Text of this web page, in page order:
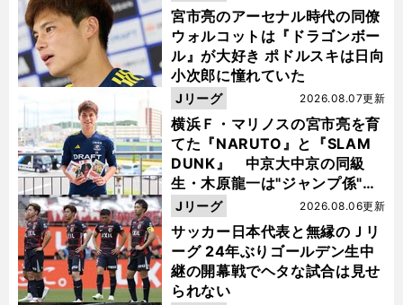
宮市亮のアーセナル時代の同僚
ウォルコットは『ドラゴンボー
ル』が大好き ポドルスキは日向
小次郎に憧れていた
横浜Ｆ・マリノスの宮市亮を育
てた『NARUTO』と『SLAM
DUNK』 中京大中京の同級
生・木原龍一は"ジャンプ係"だ
った
2026.08.07更新
Jリーグ
サッカー日本代表と無縁のＪリ
ーグ 24年ぶりゴールデン生中
継の開幕戦でヘタな試合は見せ
られない
2026.08.06更新
Jリーグ